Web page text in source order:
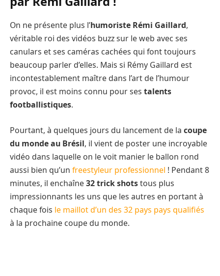
On ne présente plus l’humoriste Rémi Gaillard,
véritable roi des vidéos buzz sur le web avec ses
canulars et ses caméras cachées qui font toujours
beaucoup parler d’elles. Mais si Rémy Gaillard est
incontestablement maître dans l’art de l’humour
provoc, il est moins connu pour ses talents
footballistiques.
Pourtant, à quelques jours du lancement de la coupe
du monde au Brésil, il vient de poster une incroyable
vidéo dans laquelle on le voit manier le ballon rond
aussi bien qu’un freestyleur professionnel ! Pendant 8
minutes, il enchaîne32 trick shotstous plus
impressionnants les uns que les autres en portant à
chaque fois le maillot d’un des 32 pays pays qualifiés
à la prochaine coupe du monde.